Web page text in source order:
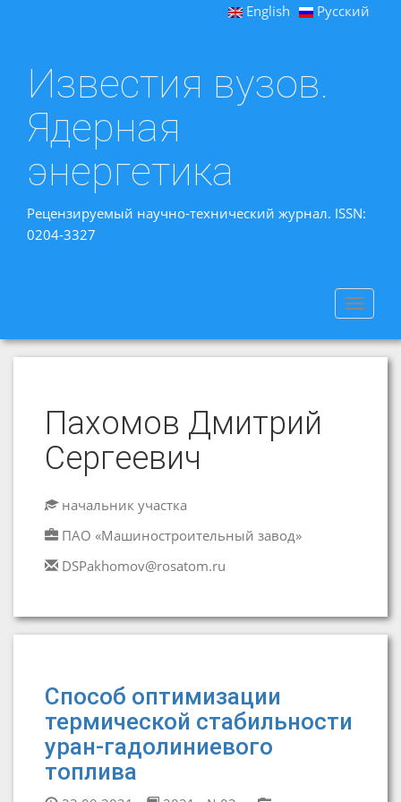
English Русский
Известия вузов.
Ядерная
энергетика
Рецензируемый научно-технический журнал. ISSN:
0204-3327
Toggle
Пахомов Дмитрий
Сергеевич
начальник участка
ПАО «Машиностроительный завод»
DSPakhomov@rosatom.ru
Способ оптимизации
термической стабильности
уран-гадолиниевого
топлива